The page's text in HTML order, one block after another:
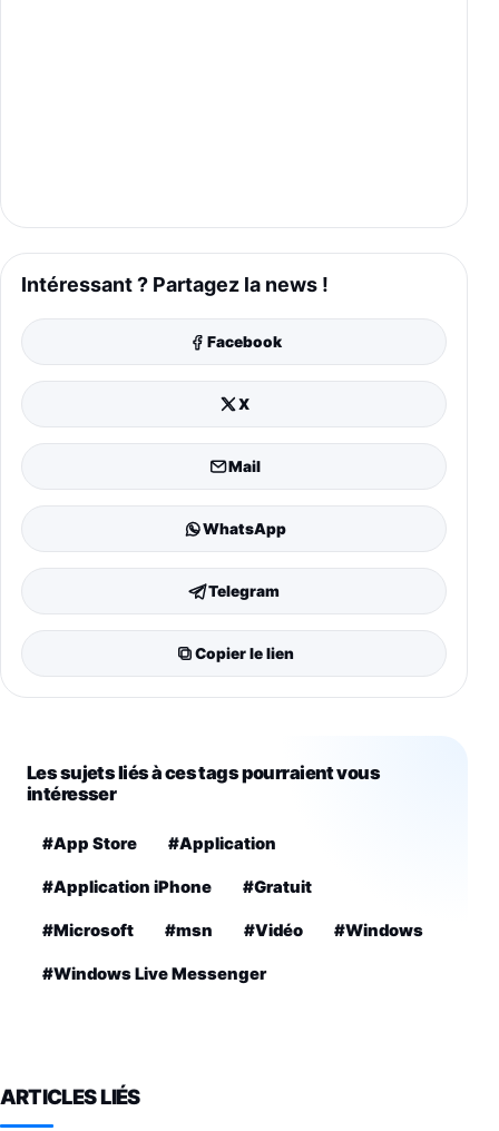
Intéressant ? Partagez la news !
Facebook
X
Mail
WhatsApp
Telegram
Copier le lien
Les sujets liés à ces tags pourraient vous
intéresser
#App Store #Application
#Application iPhone #Gratuit
#Microsoft #msn #Vidéo #Windows
#Windows Live Messenger
ARTICLES LIÉS